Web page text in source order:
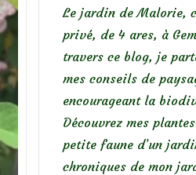
Le jardin de Malorie,
privé, de 4 ares, à
travers ce blog, je
mes conseils de
encourageant la
Découvrez mes
petite faune d’un
chroniques de mon